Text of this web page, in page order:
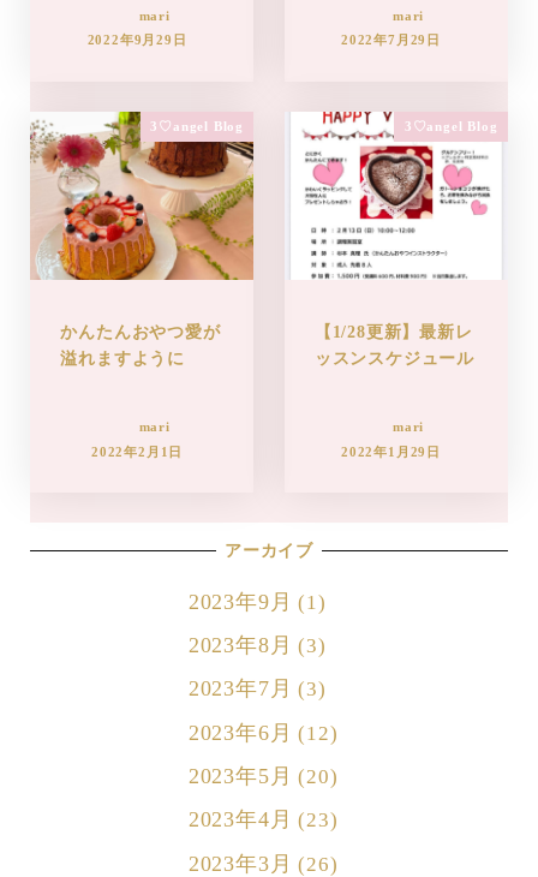
mari
2022年9月29日
mari
2022年7月29日
3♡angel Blog
かんたんおやつ愛が
溢れますように
mari
2022年2月1日
3♡angel Blog
【1/28更新】最新レ
ッスンスケジュール
mari
2022年1月29日
アーカイブ
2023年9月 (1)
2023年8月 (3)
2023年7月 (3)
2023年6月 (12)
2023年5月 (20)
2023年4月 (23)
2023年3月 (26)